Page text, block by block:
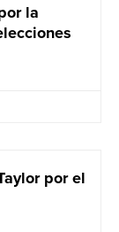
la
por el